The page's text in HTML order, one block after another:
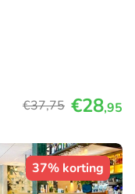
€37,75 €28,95
37% korting